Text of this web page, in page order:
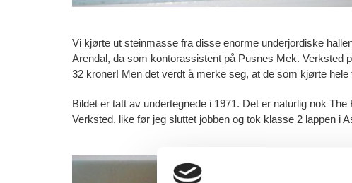
Vi kjørte ut steinmasse fra disse enorme underjordiske
Arendal, da som kontorassistent på Pusnes Mek. Verksted
32 kroner! Men det verdt å merke seg, at de som kjørte
Bildet er tatt av undertegnede i 1971. Det er naturlig nok
Verksted, like før jeg sluttet jobben og tok klasse 2 lappen i